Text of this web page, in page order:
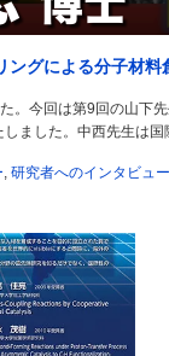
グによる分子材料
。今回は第9回の山下
ました。中西先生は
, 研究者へのインタビュー